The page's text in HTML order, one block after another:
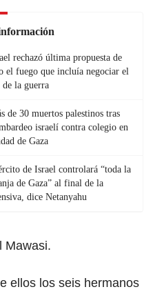
rechazó última propuesta de
el fuego que incluía negociar el
la guerra
de 30 muertos palestinos tras
israelí contra colegio en
de Gaza
de Israel controlará “toda la
de Gaza” al final de la
dice Netanyahu
Mawasi.
ellos los seis hermanos